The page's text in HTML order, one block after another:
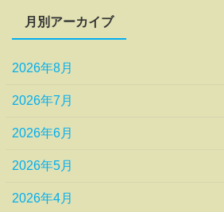
月別アーカイブ
2026年8月
2026年7月
2026年6月
2026年5月
2026年4月